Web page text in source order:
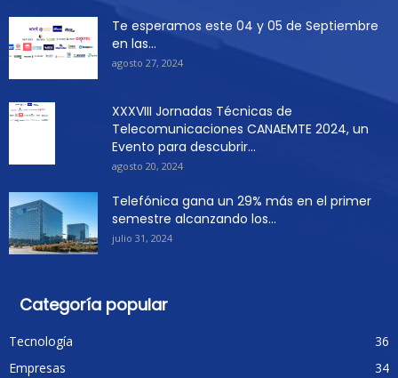
Te esperamos este 04 y 05 de Septiembre
en las...
agosto 27, 2024
XXXVIII Jornadas Técnicas de
Telecomunicaciones CANAEMTE 2024, un
Evento para descubrir...
agosto 20, 2024
Telefónica gana un 29% más en el primer
semestre alcanzando los...
julio 31, 2024
Categoría popular
Tecnología
36
Empresas
34